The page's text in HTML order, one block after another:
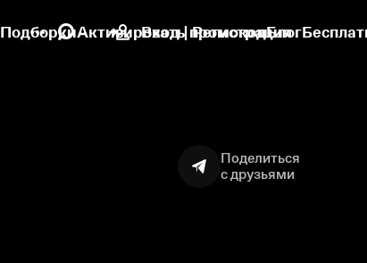
ПодборкиАктивировать промокодБлог
Вход | Регистрация
Поделиться
с друзьями